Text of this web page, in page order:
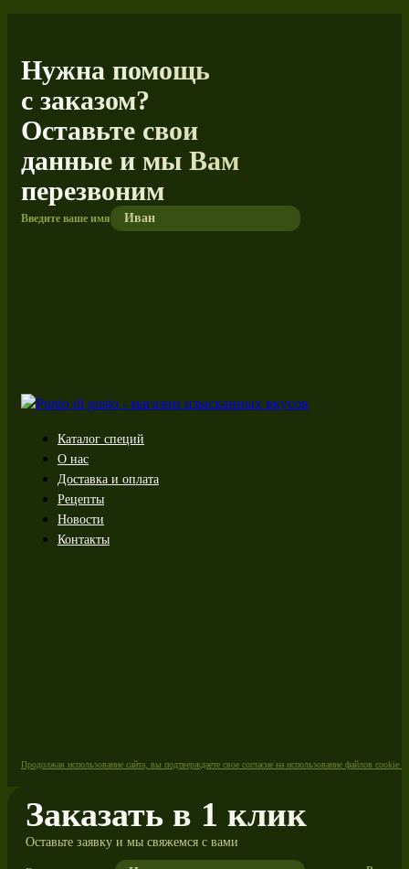
Нужна помощь
с заказом?
Оставьте свои
данные и мы Вам
перезвоним
Введите ваше имя
Каталог специй
О нас
Доставка и оплата
Рецепты
Новости
Контакты
Продолжая использование сайта, вы подтверждаете свое согласие на использование файлов cookie
Заказать в 1 клик
Оставьте заявку и мы свяжемся с вами